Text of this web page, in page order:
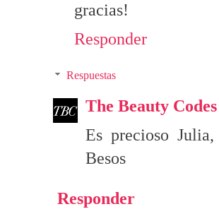
gracias!
Responder
Respuestas
The Beauty Codes
Es precioso
Besos
Responder